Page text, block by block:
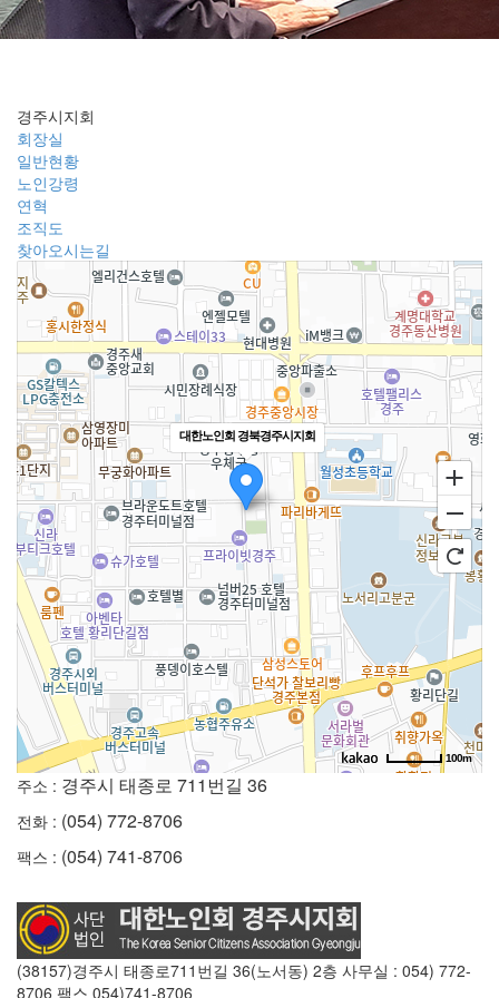
경주시지회
회장실
일반현황
노인강령
연혁
조직도
찾아오시는길
대한노인회 경북경주시지회
100m
주소 : 경주시 태종로 711번길 36
전화 : (054) 772-8706
팩스 : (054) 741-8706
(38157)경주시 태종로711번길 36(노서동) 2층 사무실 : 054) 772-
8706 팩스 054)741-8706